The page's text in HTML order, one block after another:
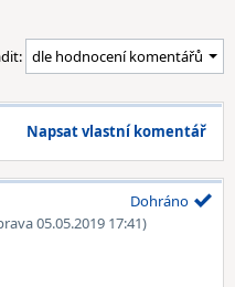
Napsat vlastní komentář
05.05.2019 17:41)
Dohráno